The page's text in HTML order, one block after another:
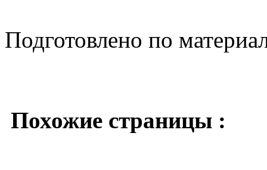
Подготовлено по
Похожие страницы :